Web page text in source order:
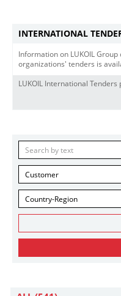
INTERNATIONAL
Information on LUKOIL
organizations' tenders is
LUKOIL International Tenders
Customer
Country-Region